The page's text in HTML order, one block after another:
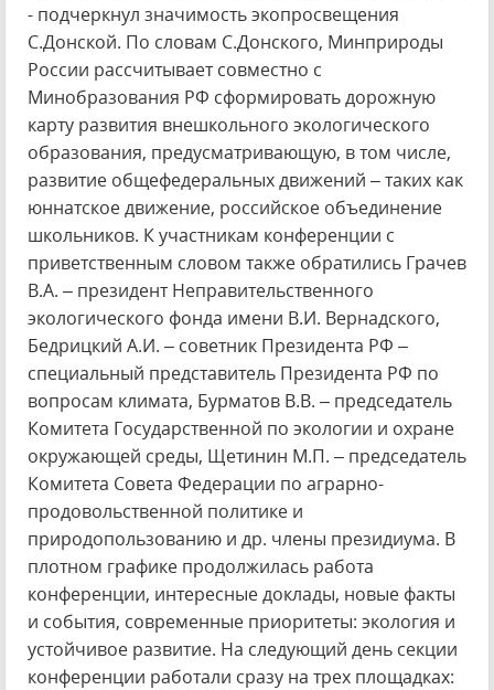
- подчеркнул значимость экопросвещения
С.Донской. По словам С.Донского, Минприроды
России рассчитывает совместно с
Минобразования РФ сформировать дорожную
карту развития внешкольного экологического
образования, предусматривающую, в том числе,
развитие общефедеральных движений – таких как
юннатское движение, российское объединение
школьников. К участникам конференции с
приветственным словом также обратились Грачев
В.А. – президент Неправительственного
экологического фонда имени В.И. Вернадского,
Бедрицкий А.И. – советник Президента РФ –
специальный представитель Президента РФ по
вопросам климата, Бурматов В.В. – председатель
Комитета Государственной по экологии и охране
окружающей среды, Щетинин М.П. – председатель
Комитета Совета Федерации по аграрно-
продовольственной политике и
природопользованию и др. члены президиума. В
плотном графике продолжилась работа
конференции, интересные доклады, новые факты
и события, современные приоритеты: экология и
устойчивое развитие. На следующий день секции
конференции работали сразу на трех площадках: